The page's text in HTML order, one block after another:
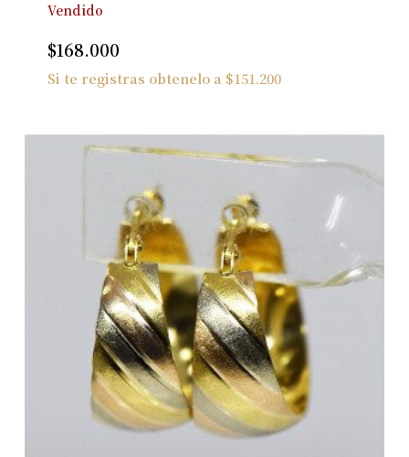
Vendido
$168.000
Si te registras obtenelo a $151.200